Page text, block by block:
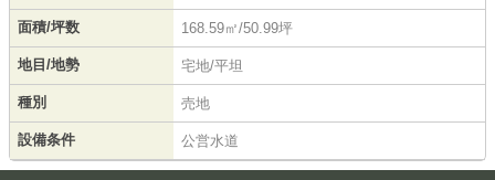
面積/坪数 168.59㎡/50.99坪
地目/地勢 宅地/平坦
種別 売地
設備条件 公営水道